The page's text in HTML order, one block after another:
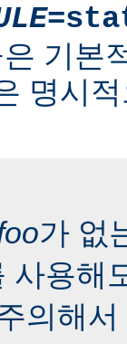
기본
명시
가 없
사용해
의해